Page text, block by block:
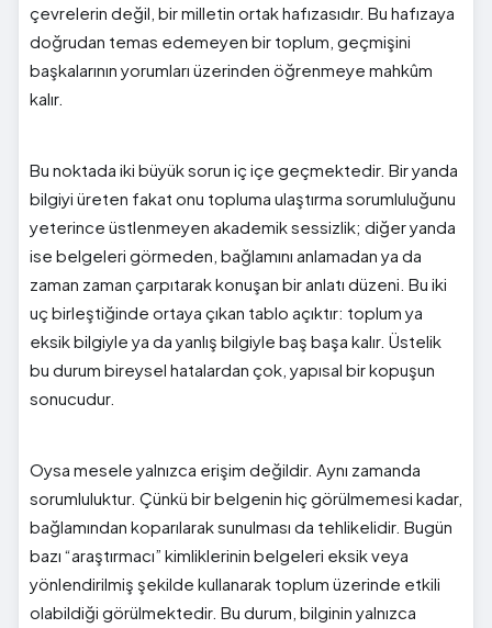
çevrelerin değil, bir milletin ortak hafızasıdır. Bu hafızaya
doğrudan temas edemeyen bir toplum, geçmişini
başkalarının yorumları üzerinden öğrenmeye mahkûm
kalır.
Bu noktada iki büyük sorun iç içe geçmektedir. Bir yanda
bilgiyi üreten fakat onu topluma ulaştırma sorumluluğunu
yeterince üstlenmeyen akademik sessizlik; diğer yanda
ise belgeleri görmeden, bağlamını anlamadan ya da
zaman zaman çarpıtarak konuşan bir anlatı düzeni. Bu iki
uç birleştiğinde ortaya çıkan tablo açıktır: toplum ya
eksik bilgiyle ya da yanlış bilgiyle baş başa kalır. Üstelik
bu durum bireysel hatalardan çok, yapısal bir kopuşun
sonucudur.
Oysa mesele yalnızca erişim değildir. Aynı zamanda
sorumluluktur. Çünkü bir belgenin hiç görülmemesi kadar,
bağlamından koparılarak sunulması da tehlikelidir. Bugün
bazı “araştırmacı” kimliklerinin belgeleri eksik veya
yönlendirilmiş şekilde kullanarak toplum üzerinde etkili
olabildiği görülmektedir. Bu durum, bilginin yalnızca